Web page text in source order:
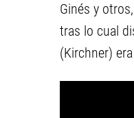
Ginés y
tras lo cual
(Kirchner)